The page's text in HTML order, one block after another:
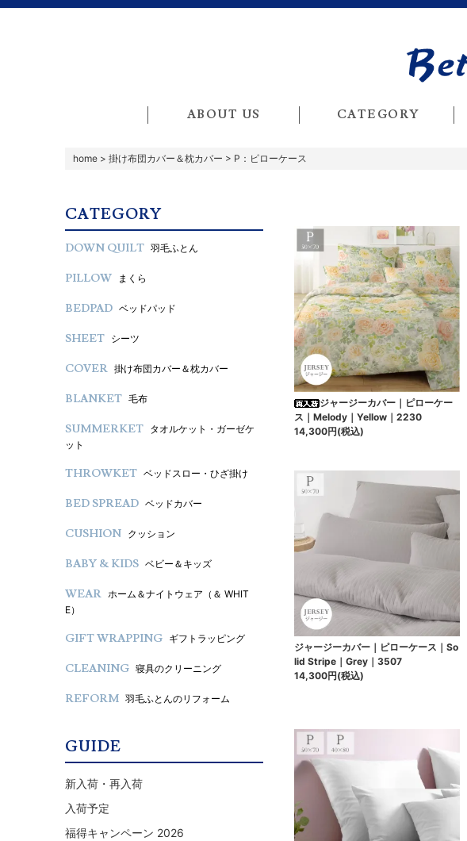
ABOUT US CATEGORY
home > 掛け布団カバー＆枕カバー > P：ピローケース
ジャージーカバー｜ピローケー
ス｜Melody｜Yellow｜2230
14,300円(税込)
ジャージーカバー｜ピローケース｜So
lid Stripe｜Grey｜3507
14,300円(税込)
CATEGORY
DOWN QUILT 羽毛ふとん
PILLOW まくら
BEDPAD ベッドパッド
SHEET シーツ
COVER 掛け布団カバー＆枕カバー
BLANKET 毛布
SUMMERKET タオルケット・ガーゼケ
ット
THROWKET ベッドスロー・ひざ掛け
BED SPREAD ベッドカバー
CUSHION クッション
BABY & KIDS ベビー＆キッズ
WEAR ホーム＆ナイトウェア（＆ WHIT
E）
GIFT WRAPPING ギフトラッピング
CLEANING 寝具のクリーニング
REFORM 羽毛ふとんのリフォーム
GUIDE
新入荷・再入荷
入荷予定
福得キャンペーン 2026